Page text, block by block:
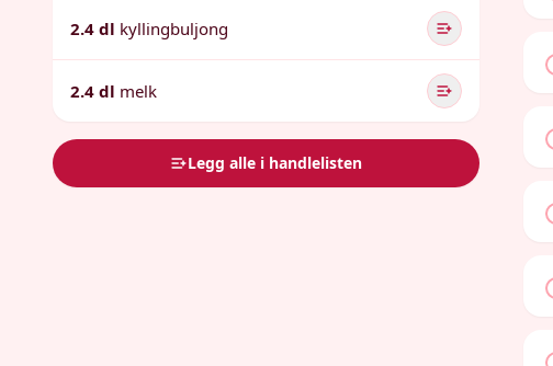
2.4 dl kyllingbuljong
2.4 dl melk
Legg alle i handlelisten